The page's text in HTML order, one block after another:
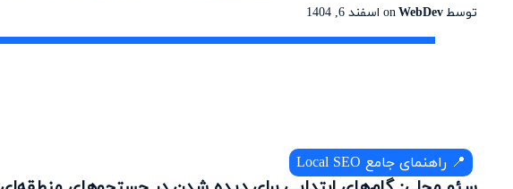
توسطWebDev
on اسفند 6, 1404
📍 راهنمای جامع Local SEO